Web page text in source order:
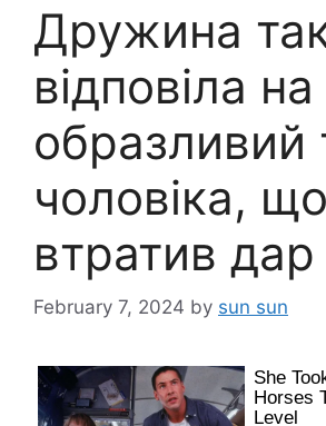
Дружина
відповіла на
образливий
чоловіка,
втратив
February 7, 2024 by sun sun